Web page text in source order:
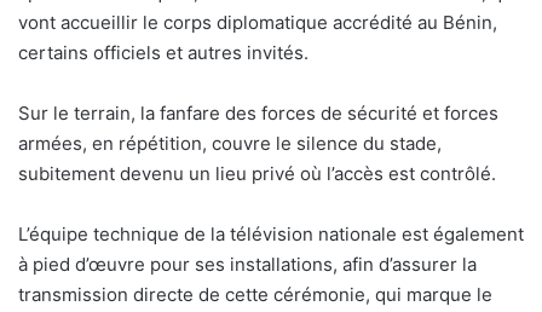
vont accueillir le corps diplomatique accrédité au Bénin,
certains officiels et autres invités.
Sur le terrain, la fanfare des forces de sécurité et forces
armées, en répétition, couvre le silence du stade,
subitement devenu un lieu privé où l’accès est contrôlé.
L’équipe technique de la télévision nationale est également
à pied d’œuvre pour ses installations, afin d’assurer la
transmission directe de cette cérémonie, qui marque le